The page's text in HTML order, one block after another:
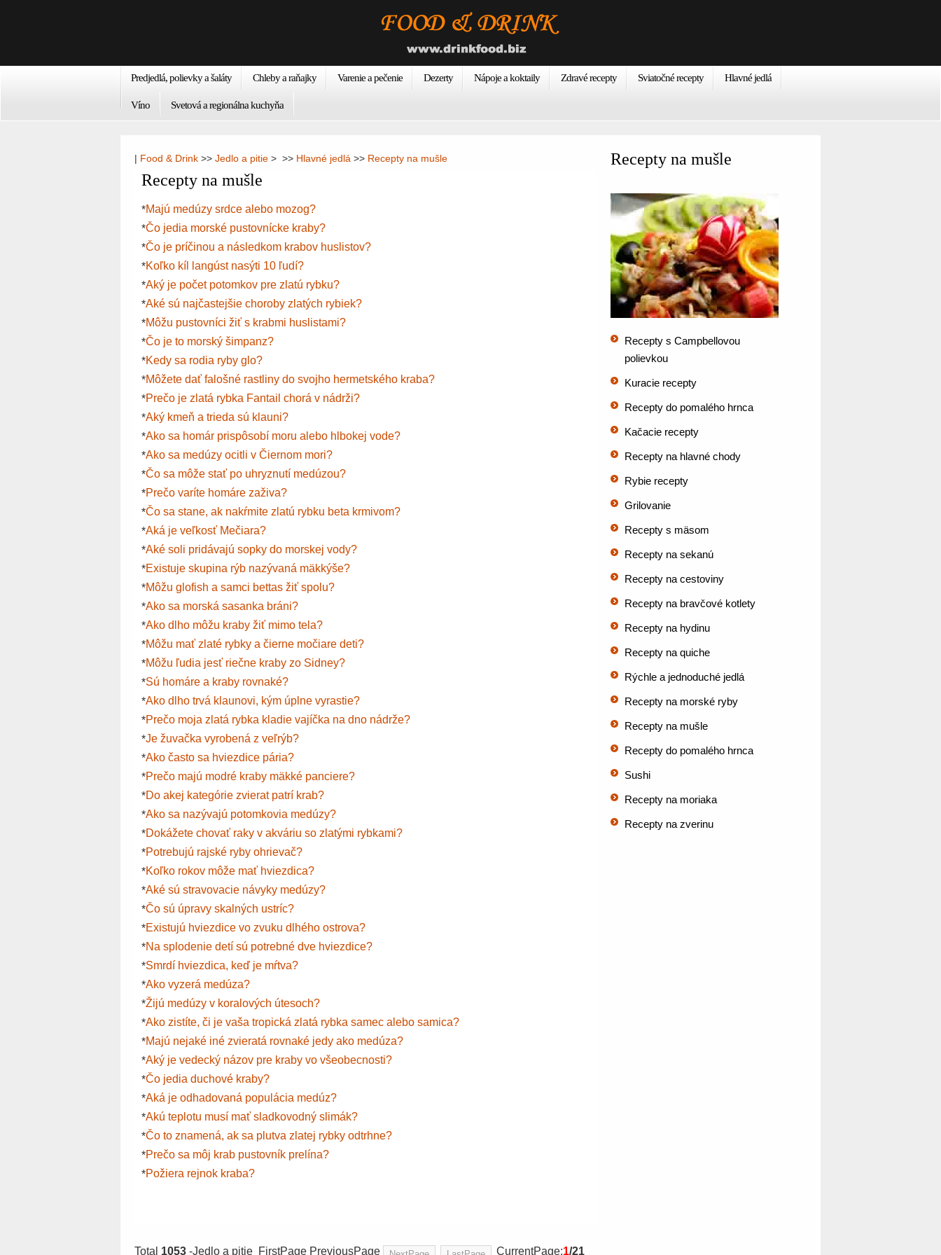
Predjedlá, polievky a šaláty Chleby a raňajky Varenie a pečenie Dezerty Nápoje a koktaily Zdravé recepty Sviatočné recepty Hlavné jedlá
Víno Svetová a regionálna kuchyňa
| Food & Drink >> Jedlo a pitie > >> Hlavné jedlá >> Recepty na mušle
Recepty na mušle
*Majú medúzy srdce alebo mozog?
*Čo jedia morské pustovnícke kraby?
*Čo je príčinou a následkom krabov huslistov?
*Koľko kíl langúst nasýti 10 ľudí?
*Aký je počet potomkov pre zlatú rybku?
*Aké sú najčastejšie choroby zlatých rybiek?
*Môžu pustovníci žiť s krabmi huslistami?
*Čo je to morský šimpanz?
*Kedy sa rodia ryby glo?
*Môžete dať falošné rastliny do svojho hermetského kraba?
*Prečo je zlatá rybka Fantail chorá v nádrži?
*Aký kmeň a trieda sú klauni?
*Ako sa homár prispôsobí moru alebo hlbokej vode?
*Ako sa medúzy ocitli v Čiernom mori?
*Čo sa môže stať po uhryznutí medúzou?
*Prečo varíte homáre zaživa?
*Čo sa stane, ak nakŕmite zlatú rybku beta krmivom?
*Aká je veľkosť Mečiara?
*Aké soli pridávajú sopky do morskej vody?
*Existuje skupina rýb nazývaná mäkkýše?
*Môžu glofish a samci bettas žiť spolu?
*Ako sa morská sasanka bráni?
*Ako dlho môžu kraby žiť mimo tela?
*Môžu mať zlaté rybky a čierne močiare deti?
*Môžu ľudia jesť riečne kraby zo Sidney?
*Sú homáre a kraby rovnaké?
*Ako dlho trvá klaunovi, kým úplne vyrastie?
*Prečo moja zlatá rybka kladie vajíčka na dno nádrže?
*Je žuvačka vyrobená z veľrýb?
*Ako často sa hviezdice pária?
*Prečo majú modré kraby mäkké panciere?
*Do akej kategórie zvierat patrí krab?
*Ako sa nazývajú potomkovia medúzy?
*Dokážete chovať raky v akváriu so zlatými rybkami?
*Potrebujú rajské ryby ohrievač?
*Koľko rokov môže mať hviezdica?
*Aké sú stravovacie návyky medúzy?
*Čo sú úpravy skalných ustríc?
*Existujú hviezdice vo zvuku dlhého ostrova?
*Na splodenie detí sú potrebné dve hviezdice?
*Smrdí hviezdica, keď je mŕtva?
*Ako vyzerá medúza?
*Žijú medúzy v koralových útesoch?
*Ako zistíte, či je vaša tropická zlatá rybka samec alebo samica?
*Majú nejaké iné zvieratá rovnaké jedy ako medúza?
*Aký je vedecký názov pre kraby vo všeobecnosti?
*Čo jedia duchové kraby?
*Aká je odhadovaná populácia medúz?
*Akú teplotu musí mať sladkovodný slimák?
*Čo to znamená, ak sa plutva zlatej rybky odtrhne?
*Prečo sa môj krab pustovník prelína?
*Požiera rejnok kraba?
Total 1053 -Jedlo a pitie FirstPage PreviousPage CurrentPage:1/21
Recepty na mušle
Recepty s Campbellovou
polievkou
Kuracie recepty
Recepty do pomalého hrnca
Kačacie recepty
Recepty na hlavné chody
Rybie recepty
Grilovanie
Recepty s mäsom
Recepty na sekanú
Recepty na cestoviny
Recepty na bravčové kotlety
Recepty na hydinu
Recepty na quiche
Rýchle a jednoduché jedlá
Recepty na morské ryby
Recepty na mušle
Recepty do pomalého hrnca
Sushi
Recepty na moriaka
Recepty na zverinu